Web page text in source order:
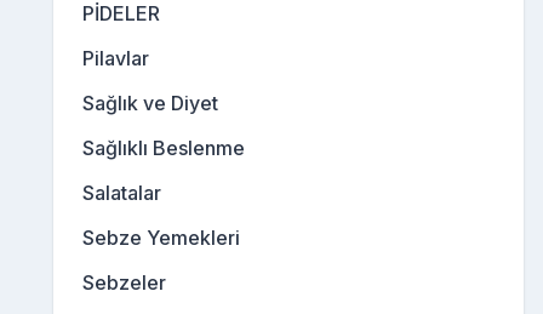
PİDELER
Pilavlar
Sağlık ve Diyet
Sağlıklı Beslenme
Salatalar
Sebze Yemekleri
Sebzeler